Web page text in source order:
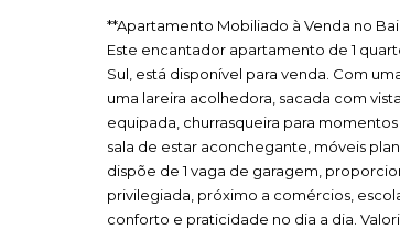
**Apartamento Mobiliado à Venda no
Este encantador apartamento de 1
Sul, está disponível para venda. Com
uma lareira acolhedora, sacada com
equipada, churrasqueira para
sala de estar aconchegante, móveis
dispõe de 1 vaga de garagem,
privilegiada, próximo a comércios,
conforto e praticidade no dia a dia.